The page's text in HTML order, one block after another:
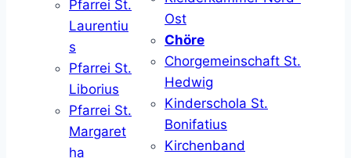
Pfarrei St.
Laurentiu
s
Pfarrei St.
Liborius
Pfarrei St.
Margaret
ha
Ost
Chöre
Chorgemeinschaft St.
Hedwig
Kinderschola St.
Bonifatius
Kirchenband